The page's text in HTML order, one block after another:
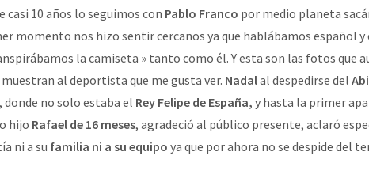
casi 10 años lo seguimos con Pablo Franco por medio planeta
momento nos hizo sentir cercanos ya que hablábamos español y
la camiseta » tanto como él. Y esta son las fotos que
al deportista que me gusta ver. Nadalal despedirse del
donde no solo estaba el Rey Felipe de España, y hasta la primer
hijo Rafael de 16 meses, agradeció al público presente, aclaró
ni a su familia ni a su equipo ya que por ahora no se despide del